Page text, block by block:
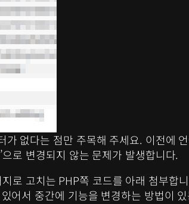
없다는 점만 주목해 주세요. 이전에
로 변경되지 않는 문제가 발생합니다.
로 고치는 PHP쪽 코드를 아래 첨부합
어서 중간에 기능을 변경하는 방법이